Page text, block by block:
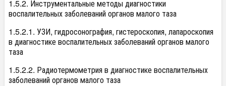
1.5.2. Инструментальные методы диагностики
воспалительных заболеваний органов малого таза
1.5.2.1. УЗИ, гидросонография, гистероскопия, лапароскопия
в диагностике воспалительных заболеваний органов малого
таза
1.5.2.2. Радиотермометрия в диагностике воспалительных
заболеваний органов малого таза